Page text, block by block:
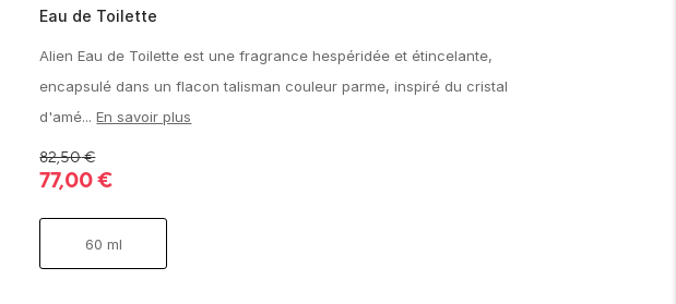
Eau de Toilette
Alien Eau de Toilette est une fragrance hespéridée et étincelante,
encapsulé dans un flacon talisman couleur parme, inspiré du cristal
d'amé... En savoir plus
82,50€
77,00€
60 ml